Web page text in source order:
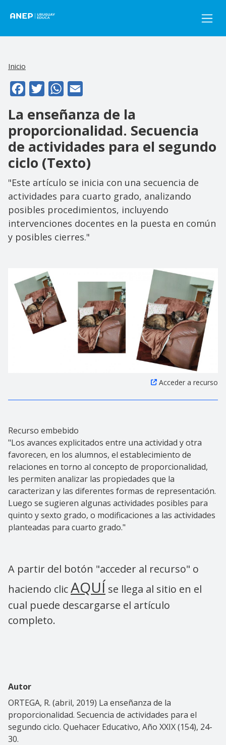
Inicio
FacebookTwitterWhatsApp
La enseñanza de la
proporcionalidad. Secuencia
de actividades para el segundo
ciclo (Texto)
"Este artículo se inicia con una secuencia de
actividades para cuarto grado, analizando
posibles procedimientos, incluyendo
intervenciones docentes en la puesta en común
y posibles cierres."
Acceder a recurso
Recurso embebido
"Los avances explicitados entre una actividad y otra
favorecen, en los alumnos, el establecimiento de
relaciones en torno al concepto de proporcionalidad,
les permiten analizar las propiedades que la
caracterizan y las diferentes formas de representación.
Luego se sugieren algunas actividades posibles para
quinto y sexto grado, o modificaciones a las actividades
planteadas para cuarto grado."
A partir del botón "acceder al recurso" o
haciendo clicAQUÍ se llega al sitio en el
cual puede descargarse el artículo
completo.
Autor
ORTEGA, R. (abril, 2019) La enseñanza de la
proporcionalidad. Secuencia de actividades para el
segundo ciclo. Quehacer Educativo, Año XXIX (154), 24-
30.